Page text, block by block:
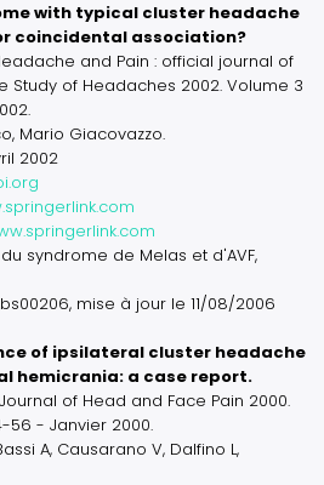
with typical cluster headache
coincidental association?
and Pain : official journal of
Study of Headaches 2002. Volume 3
Mario Giacovazzo.
2002
syndrome de Melas et d'AVF,
mise à jour le 11/08/2006
of ipsilateral cluster headache
hemicrania: a case report.
of Head and Face Pain 2000.
56 - Janvier 2000.
A, Causarano V, Dalfino L,